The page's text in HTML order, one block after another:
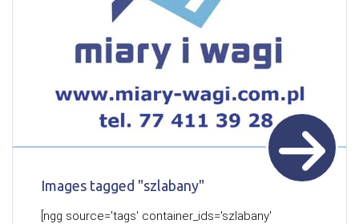
Images tagged "szlabany"
[ngg source='tags' container_ids='szlabany'